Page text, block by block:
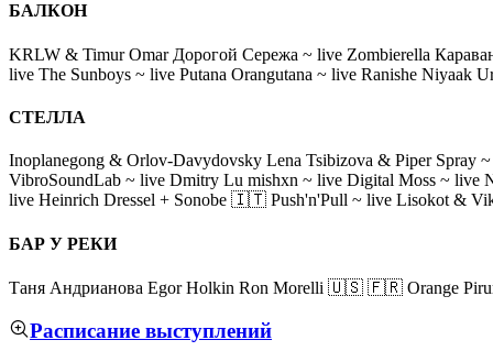
БАЛКОН
KRLW & Timur Omar Дорогой Сережа ~ live Zombierella
live The Sunboys ~ live Putana Orangutana ~ live Ranishe Niyaak
СТЕЛЛА
Inoplanegong & Orlov-Davydovsky Lena Tsibizova & Piper
VibroSoundLab ~ live Dmitry Lu mishxn ~ live Digital Moss ~ live
live Heinrich Dressel + Sonobe 🇮🇹 Push'n'Pull ~ live Lisokot &
БАР У РЕКИ
Таня Андрианова Egor Holkin Ron Morelli 🇺🇸 🇫🇷 Orange
Расписание выступлений